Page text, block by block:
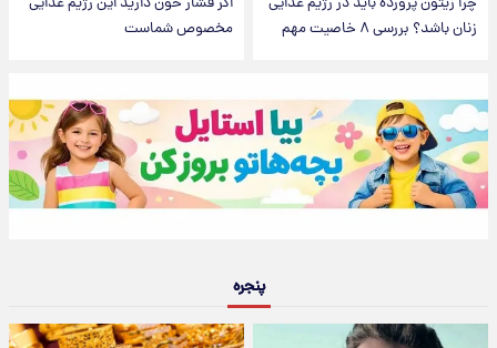
زنان باشد؟ بررسی ۸ خاصیت مهم
مخصوص شماست
پنجره